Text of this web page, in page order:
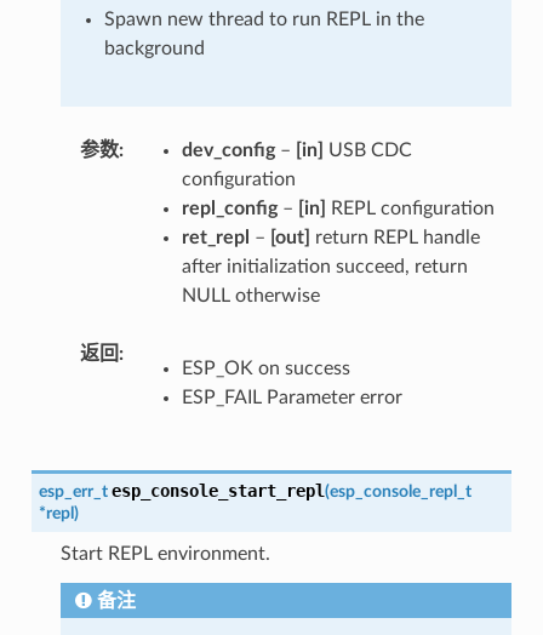
Spawn new thread to run REPL in the
background
参数 dev_config– [in]
USB CDC
configuration
repl_config– [in]
REPL configuration
ret_repl – [out]
return REPL handle
after initialization succeed, return
NULL otherwise
返回
ESP_OK on success
ESP_FAIL Parameter error
esp_err_t esp_console_start_repl(esp_console_repl_t
*repl )
Start REPL environment.
备注